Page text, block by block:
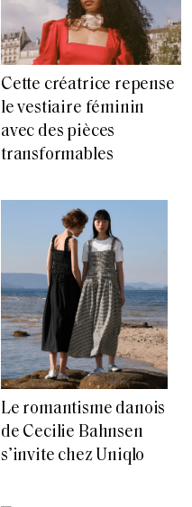
Cette créatrice repense
le vestiaire féminin
avec des pièces
transformables
Le romantisme danois
de Cecilie Bahnsen
s’invite chez Uniqlo